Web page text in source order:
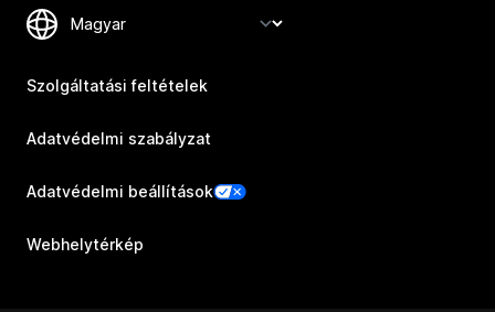
Szolgáltatási feltételek
Adatvédelmi szabályzat
Adatvédelmi beállítások
Webhelytérkép